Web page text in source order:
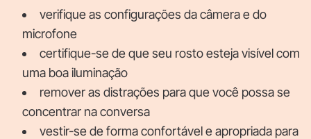
verifique as configurações da câmera e do
microfone
certifique-se de que seu rosto esteja visível com
uma boa iluminação
remover as distrações para que você possa se
concentrar na conversa
vestir-se de forma confortável e apropriada para